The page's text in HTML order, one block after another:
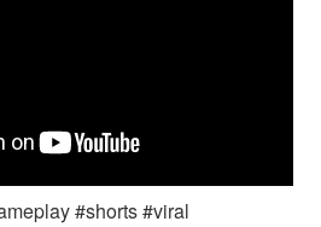
#shorts #viral